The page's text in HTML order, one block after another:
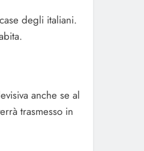
degli italiani.
anche se al
trasmesso in